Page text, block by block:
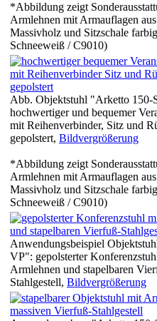
*Abbildung zeigt
Armlehnen mit Armauflagen
Massivholz und Sitzschale
Schneeweiß / C9010)
Abb. Objektstuhl "Arketto 150-
hochwertiger und bequemer
mit Reihenverbinder, Sitz und
gepolstert, Bildvergrößerung
*Abbildung zeigt
Armlehnen mit Armauflagen
Massivholz und Sitzschale
Schneeweiß / C9010)
Anwendungsbeispiel
VP": gepolsterter
Armlehnen und stapelbaren
Stahlgestell, Bildvergrößerung